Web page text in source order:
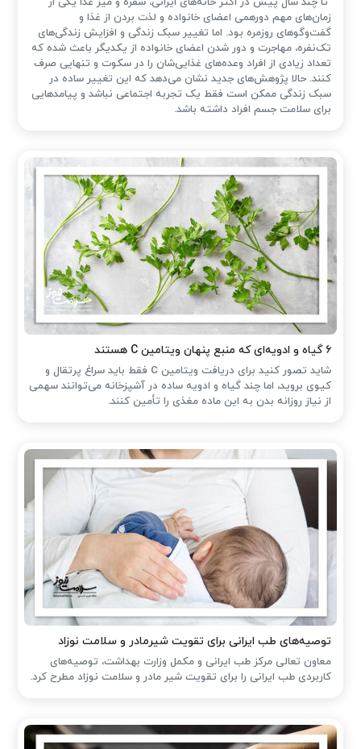
زمان‌های مهم دورهمی اعضای خانواده و لذت بردن از غذا و
گفت‌وگوهای روزمره بود. اما تغییر سبک زندگی و افزایش زندگی‌های
تک‌نفره، مهاجرت و دور شدن اعضای خانواده از یکدیگر باعث شده که
تعداد زیادی از افراد وعده‌های غذایی‌شان را در سکوت و تنهایی صرف
کنند. حالا پژوهش‌های جدید نشان می‌دهد که این تغییر ساده در
سبک زندگی ممکن است فقط یک تجربه اجتماعی نباشد و پیامدهایی
برای سلامت جسم افراد داشته باشد.
۶ گیاه و ادویه‌ای که منبع پنهان ویتامین C هستند
شاید تصور کنید برای دریافت ویتامین C فقط باید سراغ پرتقال و
کیوی بروید، اما چند گیاه و ادویه ساده در آشپزخانه می‌توانند سهمی
از نیاز روزانه بدن به این ماده مغذی را تأمین کنند.
توصیه‌های طب ایرانی برای تقویت شیرمادر و سلامت نوزاد
معاون تعالی مرکز طب ایرانی و مکمل وزارت بهداشت، توصیه‌های
کاربردی طب ایرانی را برای تقویت شیر مادر و سلامت نوزاد مطرح کرد.